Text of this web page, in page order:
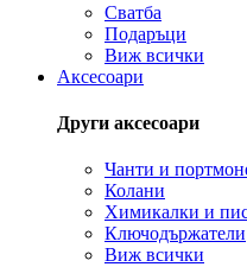
Сватба
Подаръци
Виж всички
Аксесоари
Други аксесоари
Чанти и
Колани
Химикалки и
Ключодържатели
Виж всички